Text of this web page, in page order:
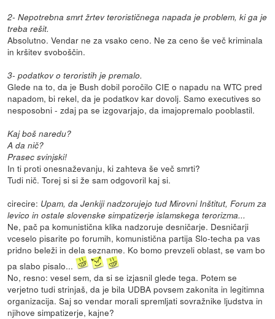
2- Nepotrebna smrt žrtev terorističnega napada je problem, ki ga je
treba rešit.
Absolutno. Vendar ne za vsako ceno. Ne za ceno še več kriminala
in kršitev svoboščin.
3- podatkov o teroristih je premalo.
Glede na to, da je Bush dobil poročilo CIE o napadu na WTC pred
napadom, bi rekel, da je podatkov kar dovolj. Samo executives so
nesposobni - zdaj pa se izgovarjajo, da imajopremalo pooblastil.
Kaj boš naredu?
A da nič?
Prasec svinjski!
In ti proti onesnaževanju, ki zahteva še več smrti?
Tudi nič. Torej si si že sam odgovoril kaj si.
cirecire: Upam, da Jenkiji nadzorujejo tud Mirovni Inštitut, Forum za
levico in ostale slovenske simpatizerje islamskega terorizma...
Ne, pač pa komunistična klika nadzoruje desničarje. Desničarji
vceselo pisarite po forumih, komunistična partija Slo-techa pa vas
pridno beleži in dela sezname. Ko bomo prevzeli oblast, se vam bo
pa slabo pisalo...
No, resno: vesel sem, da si se izjasnil glede tega. Potem se
verjetno tudi strinjaš, da je bila UDBA povsem zakonita in legitimna
organizacija. Saj so vendar morali spremljati sovražnike ljudstva in
njihove simpatizerje, kajne?